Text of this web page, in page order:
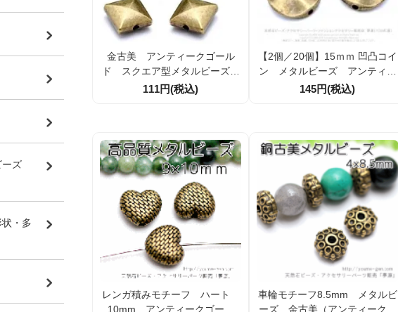
金古美 アンティークゴール
ド スクエア型メタルビーズ
両面スタッズモチーフ8×4mm
111円(税込)
【2個／20個】15ｍｍ 凹凸コイ
ン メタルビーズ アンティー
クゴールド金古美 穴径1.2ｍ
145円(税込)
レンガ積みモチーフ ハート
10mm アンティークゴール
車輪モチーフ8.5mm メタルビ
ーズ 金古美（アンティークゴ
ーズ
・多